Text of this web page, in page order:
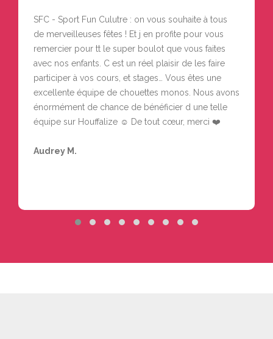
SFC - Sport Fun Culutre : on vous souhaite à tous
de merveilleuses fêtes ! Et j en profite pour vous
remercier pour tt le super boulot que vous faites
avec nos enfants. C est un réel plaisir de les faire
participer à vos cours, et stages… Vous êtes une
excellente équipe de chouettes monos. Nous avons
énormément de chance de bénéficier d une telle
équipe sur Houffalize ☺️ De tout cœur, merci ❤️
Audrey M.